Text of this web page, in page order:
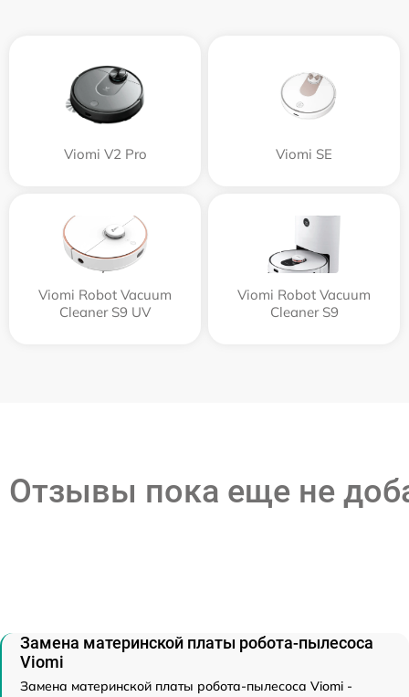
Viomi V2 Pro Viomi SE
Viomi Robot Vacuum
Cleaner S9 UV
Viomi Robot Vacuum
Cleaner S9
Отзывы пока еще не
Замена материнской платы робота-пылесоса
Viomi
Замена материнской платы робота-пылесоса Viomi -